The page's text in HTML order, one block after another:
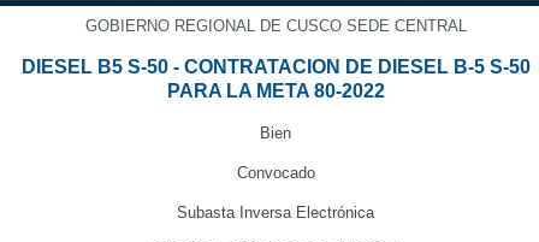
GOBIERNO REGIONAL DE CUSCO SEDE CENTRAL
DIESEL B5 S-50 - CONTRATACION DE DIESEL B-5 S-50
PARA LA META 80-2022
Bien
Convocado
Subasta Inversa Electrónica